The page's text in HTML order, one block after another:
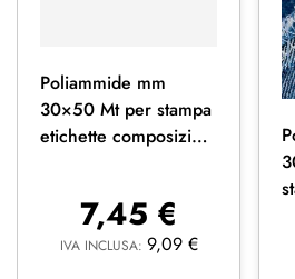
Poliammide mm
30×50 Mt per stampa
etichette composizioni
7,45 €
IVA INCLUSA: 9,09 €